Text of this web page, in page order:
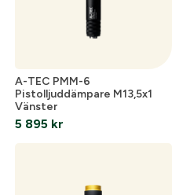
Optik
A-TEC PMM-6
Pistolljuddämpare M13,5x1
Vänster
5 895 kr